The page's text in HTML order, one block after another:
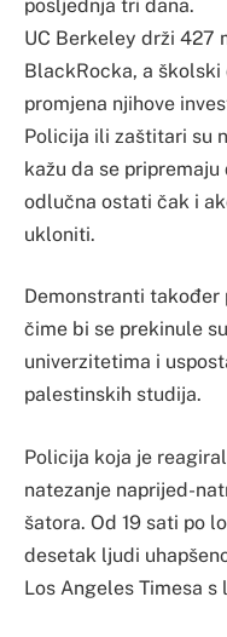
posljednja tri dana.
UC Berkeley drži 427
BlackRocka, a
promjena njihove
Policija ili zaštitari su
kažu da se
odlučna ostati čak i
ukloniti.
Demonstranti također
čime bi se prekinule
univerzitetima i
palestinskih studija.
Policija koja je
natezanje naprijed-
šatora. Od 19 sati po
desetak ljudi
Los Angeles Timesa s